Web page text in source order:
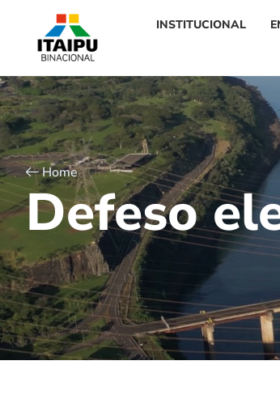
INSTITUCIONAL
Home
Defeso el